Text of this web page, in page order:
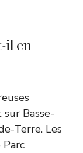
il en
Basse-
Terre. Les